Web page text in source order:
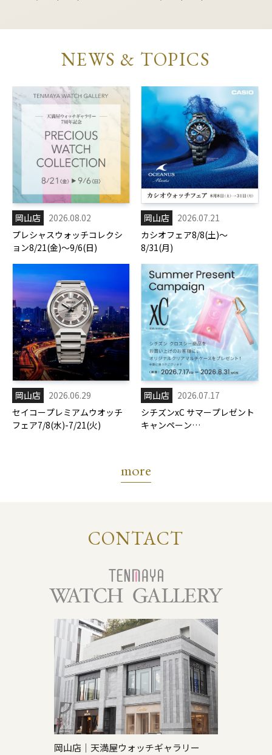
NEWS & TOPICS
岡山店
2026.08.02
プレシャスウォッチコレクシ
ョン8/21(金)～9/6(日)
岡山店
2026.07.21
カシオフェア8/8(土)～
8/31(月)
岡山店
2026.06.29
セイコープレミアムウオッチ
フェア7/8(水)-7/21(火)
岡山店
2026.07.17
シチズンxC サマープレゼント
キャンペーン
more
CONTACT
岡山店｜天満屋ウォッチギャラリー